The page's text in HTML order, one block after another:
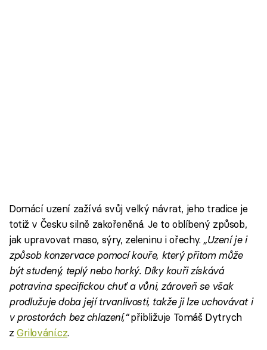
Domácí uzení zažívá svůj velký návrat, jeho tradice je
totiž v Česku silně zakořeněná. Je to oblíbený způsob,
jak upravovat maso, sýry, zeleninu i ořechy. „Uzení je i
způsob konzervace pomocí kouře, který přitom může
být studený, teplý nebo horký. Díky kouři získává
potravina specifickou chuť a vůni, zároveň se však
prodlužuje doba její trvanlivosti, takže ji lze uchovávat i
v prostorách bez chlazení,“přibližuje Tomáš Dytrych
zGrilování.cz.